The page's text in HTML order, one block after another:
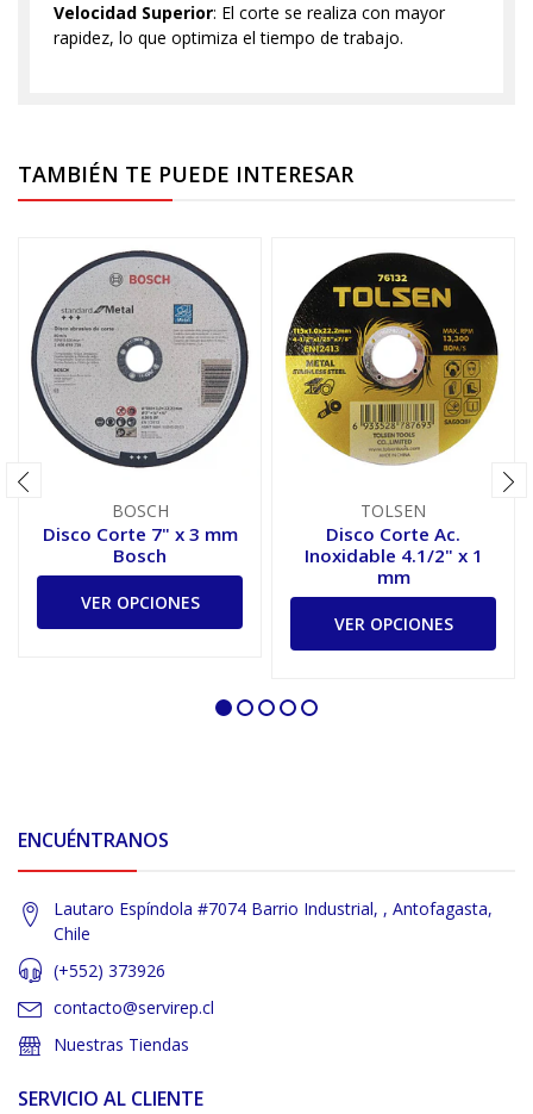
Velocidad Superior: El corte se realiza con mayor
rapidez, lo que optimiza el tiempo de trabajo.
TAMBIÉN TE PUEDE INTERESAR
BOSCH
Disco Corte 7" x 3 mm
Bosch
VER OPCIONES
TOLSEN
Disco Corte Ac.
Inoxidable 4.1/2" x 1
mm
VER OPCIONES
ENCUÉNTRANOS
Lautaro Espíndola #7074 Barrio Industrial, , Antofagasta,
Chile
(+552) 373926
contacto@servirep.cl
Nuestras Tiendas
SERVICIO AL CLIENTE